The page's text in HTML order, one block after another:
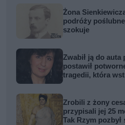
Żona
podróży
szokuje
Zwabił ją do auta
postawił
tragedii, która
Zrobili z żony
przypisali jej 25
Tak Rzym